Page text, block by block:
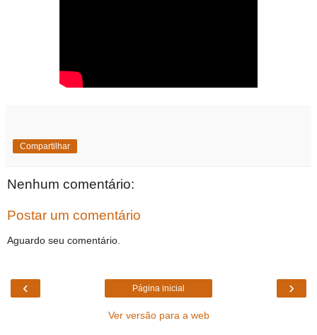
Compartilhar
Nenhum comentário:
Postar um comentário
Aguardo seu comentário.
‹ ›
Página inicial
Ver versão para a web